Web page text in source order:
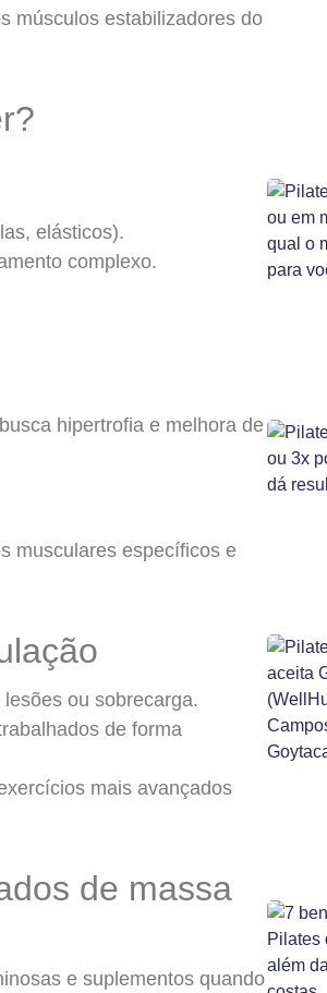
músculos estabilizadores do
elásticos).
complexo.
hipertrofia e melhora de
musculares específicos e
ou sobrecarga.
de forma
mais avançados
de massa
e suplementos quando